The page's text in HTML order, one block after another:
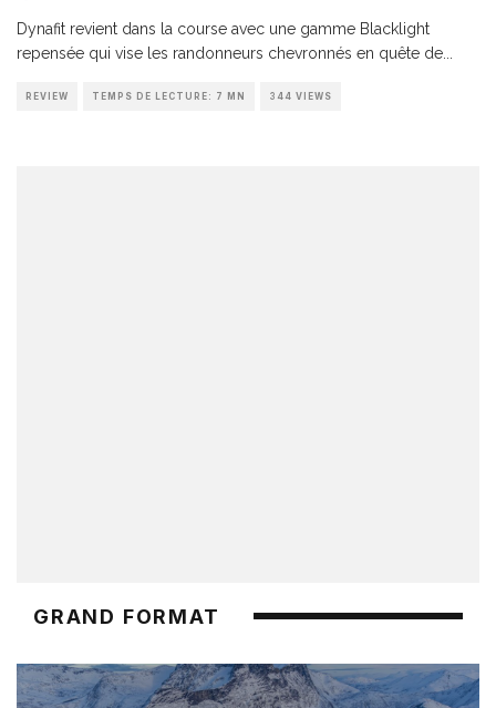
Dynafit revient dans la course avec une gamme Blacklight
repensée qui vise les randonneurs chevronnés en quête de
REVIEW TEMPS DE LECTURE: 7 MN 344 VIEWS
GRAND FORMAT